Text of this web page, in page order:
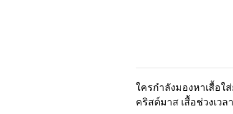
ใครกำลังมองหาเสื้อใ
คริสต์มาส เสื้อช่วงเว